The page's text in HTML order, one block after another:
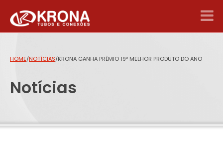
HOME/NOTÍCIAS/KRONA GANHA PRÊMIO 19º MELHOR PRODUTO DO ANO
Notícias